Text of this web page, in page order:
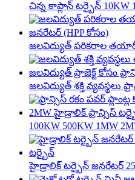
చిన్న కాప్లాన్ టర్బైన్ 10KW
జలవిద్యుత్ పరికరాల
జలవిద్యుత్ శక్తి వ్యవస్థలు
100KW 500KW 1MW
హైడ్రాలిక్ టర్బైన్ జనరేటర్